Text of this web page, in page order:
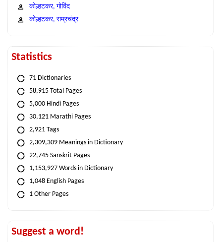
कोल्हटकर, गोविंद
कोल्हटकर, राम्रचंद्र
Statistics
71 Dictionaries
58,915 Total Pages
5,000 Hindi Pages
30,121 Marathi Pages
2,921 Tags
2,309,309 Meanings in Dictionary
22,745 Sanskrit Pages
1,153,927 Words in Dictionary
1,048 English Pages
1 Other Pages
Suggest a word!